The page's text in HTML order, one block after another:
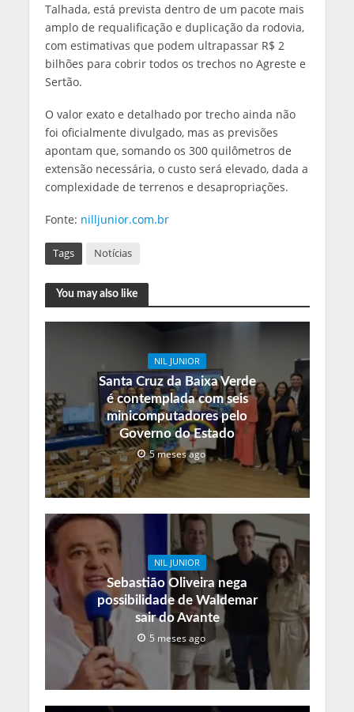
Talhada, está prevista dentro de um pacote mais
amplo de requalificação e duplicação da rodovia,
com estimativas que podem ultrapassar R$ 2
bilhões para cobrir todos os trechos no Agreste e
Sertão.
O valor exato e detalhado por trecho ainda não
foi oficialmente divulgado, mas as previsões
apontam que, somando os 300 quilômetros de
extensão necessária, o custo será elevado, dada a
complexidade de terrenos e desapropriações.
Fonte: nilljunior.com.br
Tags Notícias
You may also like
NIL JUNIOR
Santa Cruz da Baixa Verde
é contemplada com seis
minicomputadores pelo
Governo do Estado
5 meses ago
NIL JUNIOR
Sebastião Oliveira nega
possibilidade de Waldemar
sair do Avante
5 meses ago